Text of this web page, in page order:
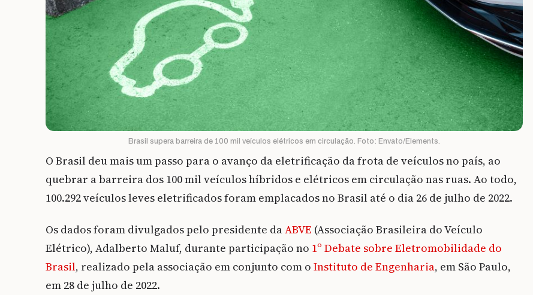
Brasil supera barreira de 100 mil veículos elétricos em circulação. Foto: Envato/Elements.
O Brasil deu mais um passo para o avanço da eletrificação da frota de veículos no país, ao
quebrar a barreira dos 100 mil veículos híbridos e elétricos em circulação nas ruas. Ao todo,
100.292 veículos leves eletrificados foram emplacados no Brasil até o dia 26 de julho de 2022.
Os dados foram divulgados pelo presidente daABVE (Associação Brasileira do Veículo
Elétrico), Adalberto Maluf, durante participação no 1º Debate sobre Eletromobilidade do
Brasil, realizado pela associação em conjunto com o Instituto de Engenharia, em São Paulo,
em 28 de julho de 2022.